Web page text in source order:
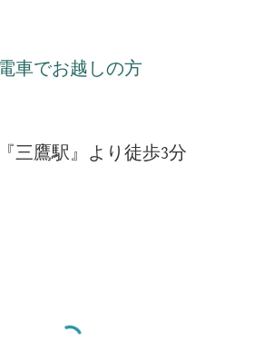
電車でお越しの方
三鷹駅』より徒歩3分